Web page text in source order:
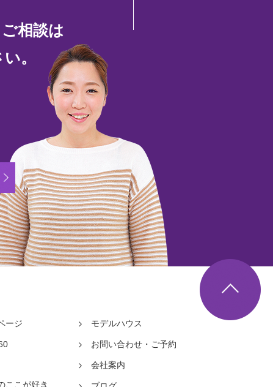
▲
相談は
。
51-7880
メールでのお問い合わせ/モデルハウス来場ご予約
ージ
ここが好き
モデルハウス
お問い合わせ・ご予約
会社案内